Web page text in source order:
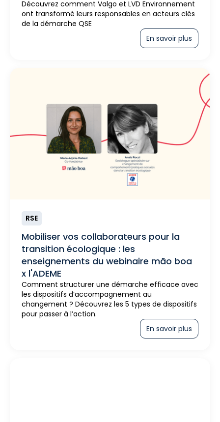
Découvrez comment Valgo et LVD Environnement
ont transformé leurs responsables en acteurs clés
de la démarche QSE
En savoir plus
RSE
Mobiliser vos collaborateurs pour la
transition écologique : les
enseignements du webinaire mão boa
x l'ADEME
Comment structurer une démarche efficace avec
les dispositifs d’accompagnement au
changement ? Découvrez les 5 types de dispositifs
pour passer à l’action.
En savoir plus